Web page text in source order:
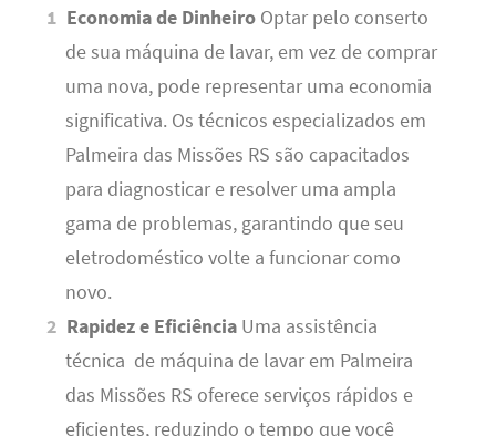
Economia de Dinheiro Optar pelo conserto
de sua máquina de lavar, em vez de comprar
uma nova, pode representar uma economia
significativa. Os técnicos especializados em
Palmeira das Missões RS são capacitados
para diagnosticar e resolver uma ampla
gama de problemas, garantindo que seu
eletrodoméstico volte a funcionar como
novo.
Rapidez e Eficiência Uma assistência
técnica de máquina de lavar em Palmeira
das Missões RS oferece serviços rápidos e
eficientes, reduzindo o tempo que você